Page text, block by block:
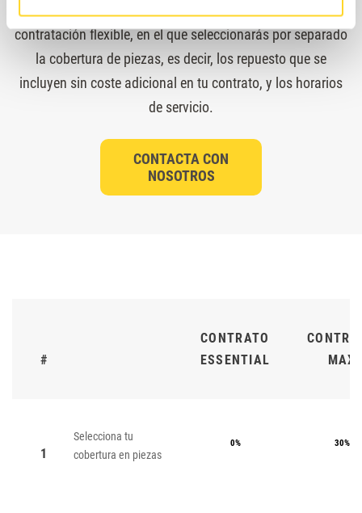
contratación flexible, en el que seleccionarás por separado
la cobertura de piezas, es decir, los repuesto que se
incluyen sin coste adicional en tu contrato, y los horarios
de servicio.
CONTACTA CON
NOSOTROS
#
CONTRATO
ESSENTIAL
MAX
1
Selecciona tu
cobertura en piezas
0% 30%